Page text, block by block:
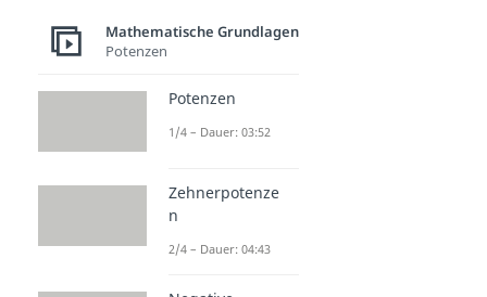
Mathematische Grundlagen
Potenzen
Potenzen
1/4 – Dauer: 03:52
Zehnerpotenze
n
2/4 – Dauer: 04:43